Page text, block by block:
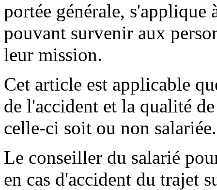
portée générale, s'applique
pouvant survenir aux
leur mission.
Cet article est applicable
de l'accident et la qualité
celle-ci soit ou non salariée.
Le conseiller du salarié
en cas d'accident du trajet